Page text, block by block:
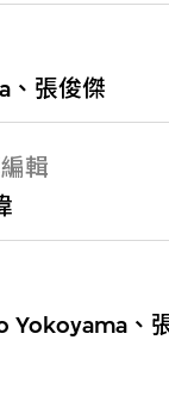
、張俊傑
輯
Yokoyama、